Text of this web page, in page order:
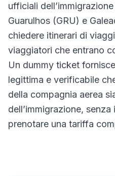
ufficiali
Guarulhos (GRU) e
chiedere itinerari di
viaggiatori che entrano
Un dummy ticket
legittima e verificabile
della compagnia aerea
dell’immigrazione,
prenotare una tariffa